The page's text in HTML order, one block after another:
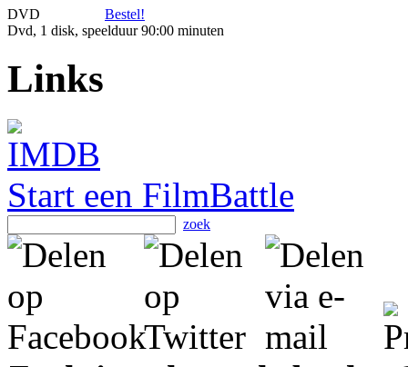
DVD
Bestel!
Dvd, 1 disk, speelduur 90:00 minuten
Links
Start een FilmBattle
zoek